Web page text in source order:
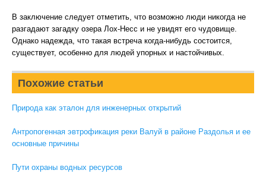
В заключение следует отметить, что возможно люди никогда не
разгадают загадку озера Лох-Несс и не увидят его чудовище.
Однако надежда, что такая встреча когда-нибудь состоится,
существует, особенно для людей упорных и настойчивых.
Похожие статьи
Природа как эталон для инженерных открытий
Антропогенная эвтрофикация реки Валуй в районе Раздолья и ее
основные причины
Пути охраны водных ресурсов